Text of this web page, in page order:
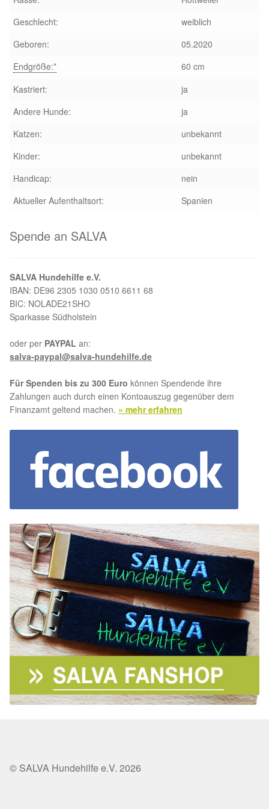
Glückliche Fellnasen
Regenbogenbrücke
SALVA News
Reiseberichte
Kreativprojekte
Aktion „Hilfe La Linea“
Updates „Hilfe La Linea“
Partnertierheim in Bulgarien
Partnertierheim in Polen
Geschlecht:
weiblich
Geboren:
05.2020
Endgröße:*
60 cm
Kastriert:
ja
Andere Hunde:
ja
Katzen:
unbekannt
Kinder:
unbekannt
Handicap:
nein
Aktueller Aufenthaltsort:
Spanien
Spende an SALVA
SALVA Hundehilfe e.V.
IBAN: DE96 2305 1030 0510 6611 68
BIC: NOLADE21SHO
Sparkasse Südholstein
oder per PAYPAL an:
salva-paypal@salva-hundehilfe.de
Für Spenden bis zu 300 Euro können Spendende ihre
Zahlungen auch durch einen Kontoauszug gegenüber dem
Finanzamt geltend machen. » mehr erfahren
© SALVA Hundehilfe e.V. 2026